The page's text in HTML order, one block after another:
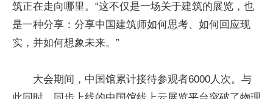
筑正在走向哪里。“这不仅是一场关于建筑的展览，也
是一种分享：分享中国建筑师如何思考、如何回应现
实，并如何想象未来。”
大会期间，中国馆累计接待参观者6000人次。与